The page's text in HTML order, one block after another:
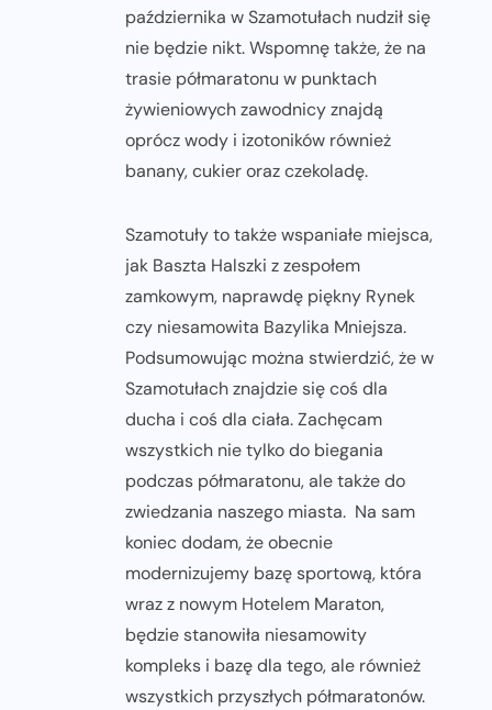
października w Szamotułach nudził się
nie będzie nikt. Wspomnę także, że na
trasie półmaratonu w punktach
żywieniowych zawodnicy znajdą
oprócz wody i izotoników również
banany, cukier oraz czekoladę.
Szamotuły to także wspaniałe miejsca,
jak Baszta Halszki z zespołem
zamkowym, naprawdę piękny Rynek
czy niesamowita Bazylika Mniejsza.
Podsumowując można stwierdzić, że w
Szamotułach znajdzie się coś dla
ducha i coś dla ciała. Zachęcam
wszystkich nie tylko do biegania
podczas półmaratonu, ale także do
zwiedzania naszego miasta. Na sam
koniec dodam, że obecnie
modernizujemy bazę sportową, która
wraz z nowym Hotelem Maraton,
będzie stanowiła niesamowity
kompleks i bazę dla tego, ale również
wszystkich przyszłych półmaratonów.